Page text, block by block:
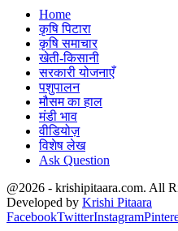
Home
कृषि पिटारा
कृषि समाचार
खेती-किसानी
सरकारी योजनाएँ
पशुपालन
मौसम का हाल
मंडी भाव
वीडियोज़
विशेष लेख
Ask Question
@2026 - krishipitaara.com. All
Developed by Krishi Pitaara
FacebookTwitterInstagram